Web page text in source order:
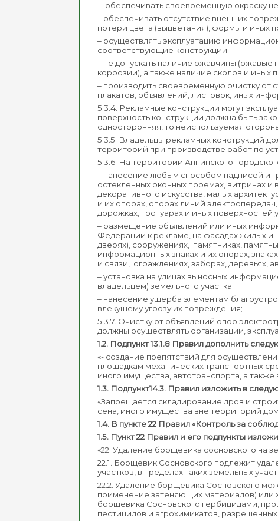
– обеспечивать своевременную окраску
– обеспечивать отсутствие внешних
потери цвета (выцветания), формы и иных
– осуществлять эксплуатацию
соответствующие конструкции.
– не допускать наличие ржавчины
коррозии), а также наличие сколов и иных
– производить своевременную очистку от
плакатов, объявлений, листовок, иных
5.3.4. Рекламные конструкции могут
поверхность конструкции должна быть
односторонняя, то неиспользуемая
5.3.5. Владельцы рекламных конструкций
территорий при производстве работ по
5.3.6. На территории Аннинского
– нанесение любым способом надписей и
остекленных оконных проемах, витринах
декоративного искусства, малых
и их опорах, опорах линий
дорожках, тротуарах и иных поверхностей
– размещение объявлений или иных
Федерации к рекламе, на фасадах жилых и
дверях), сооружениях, памятниках,
информационных знаках и их опорах,
и связи, ограждениях, заборах, деревьях,
– установка на улицах выносных
владельцем) земельного участка.
– нанесение ущерба элементам
влекущему угрозу их повреждения;
5.3.7. Очистку от объявлений опор
должны осуществлять организации,
1.2. Подпункт 13.1.8 Правил дополнить
«- создание препятствий для
площадкам механических транспортных
иного имущества, автотранспорта, а
1.3. Подпункт14.3. Правил изложить в
«Запрещается складирование дров и
сена, иного имущества вне территорий
1.4. В пункте 22 Правил «Контроль за
1.5. Пункт 22 Правил и его подпункты
«22. Удаление борщевика сосновского на
22.1. Борщевик Сосновского подлежит
участков, в пределах таких земельных
22.2. Удаление борщевика Сосновского
применение затеняющих материалов) или
борщевика Сосновского гербицидами,
пестицидов и агрохимикатов,